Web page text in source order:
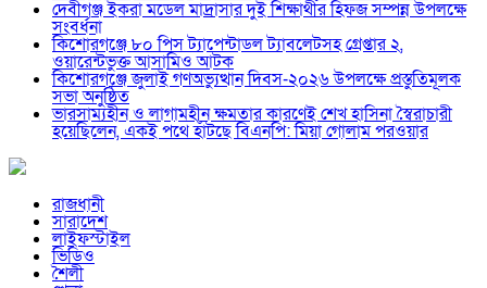
দেবীগঞ্জ ইকরা মডেল মাদ্রাসার দুই শিক্ষার্থীর হিফজ সম্পন্ন উপলক্ষে
সংবর্ধনা
কিশোরগঞ্জে ৮০ পিস ট্যাপেন্টাডল ট্যাবলেটসহ গ্রেপ্তার ২,
ওয়ারেন্টভুক্ত আসামিও আটক
কিশোরগঞ্জে জুলাই গণঅভ্যুত্থান দিবস-২০২৬ উপলক্ষে প্রস্তুতিমূলক
সভা অনুষ্ঠিত
ভারসাম্যহীন ও লাগামহীন ক্ষমতার কারণেই শেখ হাসিনা স্বৈরাচারী
হয়েছিলেন, একই পথে হাঁটছে বিএনপি: মিয়া গোলাম পরওয়ার
রাজধানী
সারাদেশ
লাইফস্টাইল
ভিডিও
শৈলী